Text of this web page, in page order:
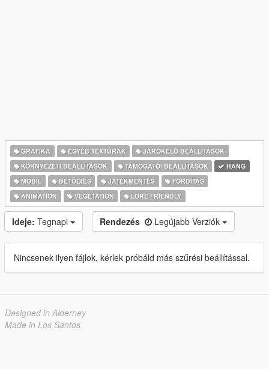
GRAFIKA EGYÉB TEXTÚRÁK
JÁRÓKELŐ BEÁLLÍTÁSOK
KÖRNYEZETI BEÁLLÍTÁSOK
TÁMOGATÓI BEÁLLÍTÁSOK
HANG
MOBIL
BETÖLTÉS JÁTÉKMENTÉS
FORDÍTÁS
ANIMATION
VEGETATION LORE FRIENDLY
Ideje: Tegnapi Rendezés Legújabb Verziók
Nincsenek ilyen fájlok, kérlek próbáld más szűrési beállítással.
Designed in Alderney
Made in Los Santos